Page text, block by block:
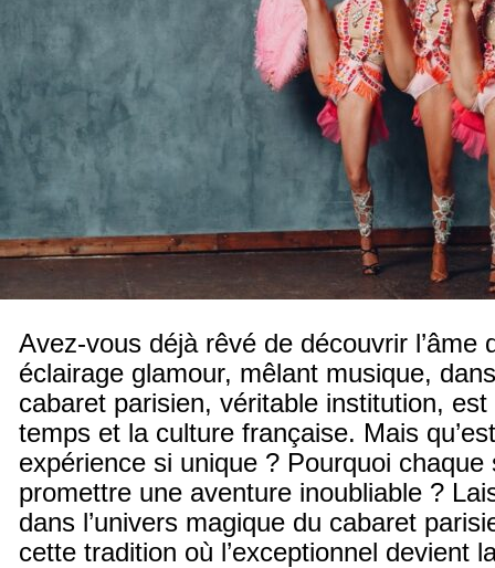
Avez-vous déjà rêvé de découvrir l’âme
éclairage glamour, mêlant musique,
cabaret parisien, véritable institution,
temps et la culture française. Mais
expérience si unique ? Pourquoi
promettre une aventure inoubliable ?
dans l’univers magique du cabaret
cette tradition où l’exceptionnel devient